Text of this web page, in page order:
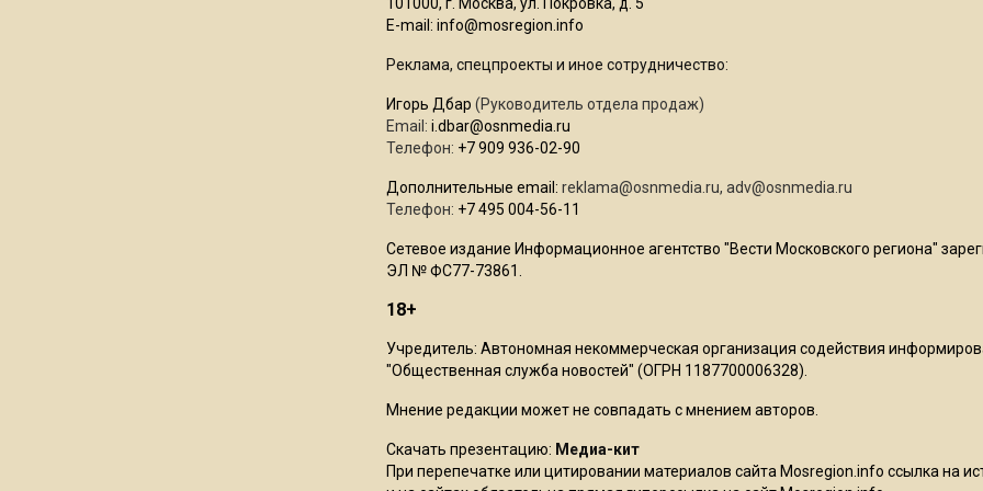
E-mail: info@mosregion.info
Реклама, спецпроекты и иное сотрудничество:
Игорь Дбар (Руководитель отдела продаж)
Email: i.dbar@osnmedia.ru
Телефон: +7 909 936-02-90
Дополнительные email: reklama@osnmedia.ru, adv@osnmedia.ru
Телефон: +7 495 004-56-11
Сетевое издание Информационное агентство "Вести Московского региона"
ЭЛ № ФС77-73861.
18+
Учредитель: Автономная некоммерческая организация содействия
"Общественная служба новостей" (ОГРН 1187700006328).
Мнение редакции может не совпадать с мнением авторов.
Скачать презентацию: Медиа-кит
При перепечатке или цитировании материалов сайта Mosregion.info ссылка на